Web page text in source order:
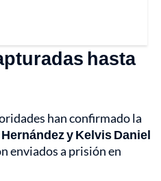
hasta
han confirmado la
y Kelvis Daniel
enviados a prisión en